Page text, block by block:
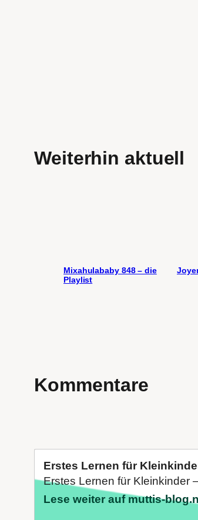
Weiterhin aktuell
Mixahulababy 848 – die
Playlist
Kommentare
Erstes Lernen für
Erstes Lernen für Kleinkinder
Lese weiter auf muttis-